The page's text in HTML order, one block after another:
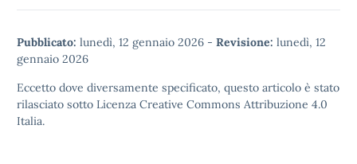
Pubblicato: lunedì, 12 gennaio 2026 - Revisione: lunedì, 12
gennaio 2026
Eccetto dove diversamente specificato, questo articolo è stato
rilasciato sotto Licenza Creative Commons Attribuzione 4.0
Italia.